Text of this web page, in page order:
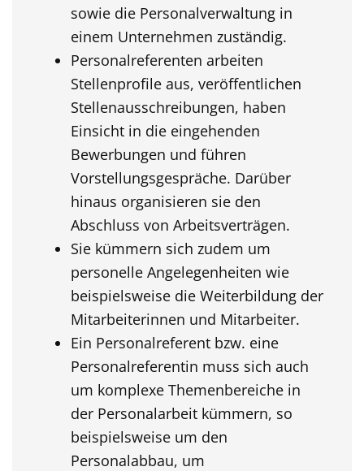
sowie die Personalverwaltung in
einem Unternehmen zuständig.
Personalreferenten arbeiten
Stellenprofile aus, veröffentlichen
Stellenausschreibungen, haben
Einsicht in die eingehenden
Bewerbungen und führen
Vorstellungsgespräche. Darüber
hinaus organisieren sie den
Abschluss von Arbeitsverträgen.
Sie kümmern sich zudem um
personelle Angelegenheiten wie
beispielsweise die Weiterbildung der
Mitarbeiterinnen und Mitarbeiter.
Ein Personalreferent bzw. eine
Personalreferentin muss sich auch
um komplexe Themenbereiche in
der Personalarbeit kümmern, so
beispielsweise um den
Personalabbau, um